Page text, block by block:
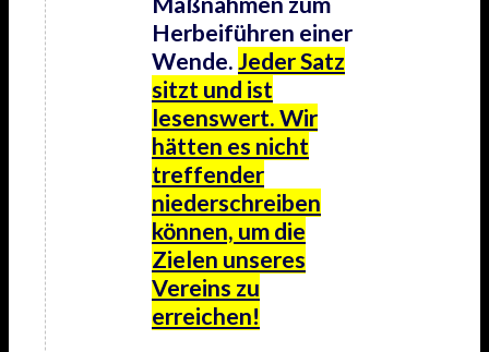
Herbeiführen einer
Wende.Jeder Satz
sitzt und ist
lesenswert. Wir
hätten es nicht
treffender
niederschreiben
können, um die
Zielen unseres
Vereins zu
erreichen!